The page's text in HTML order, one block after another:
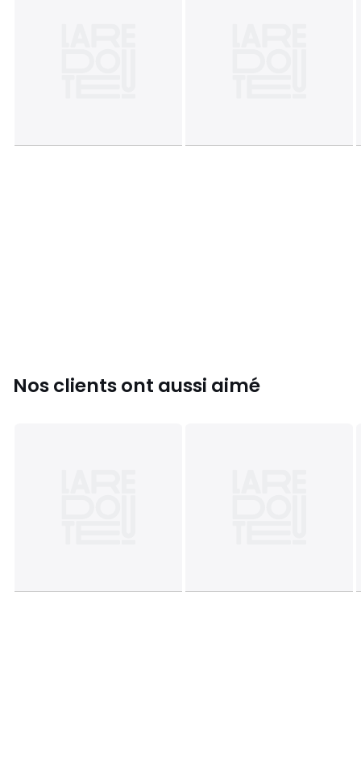
Nos clients ont aussi aimé